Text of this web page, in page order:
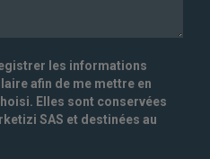
les informations
afin de me mettre en
Elles sont conservées
SAS et destinées au